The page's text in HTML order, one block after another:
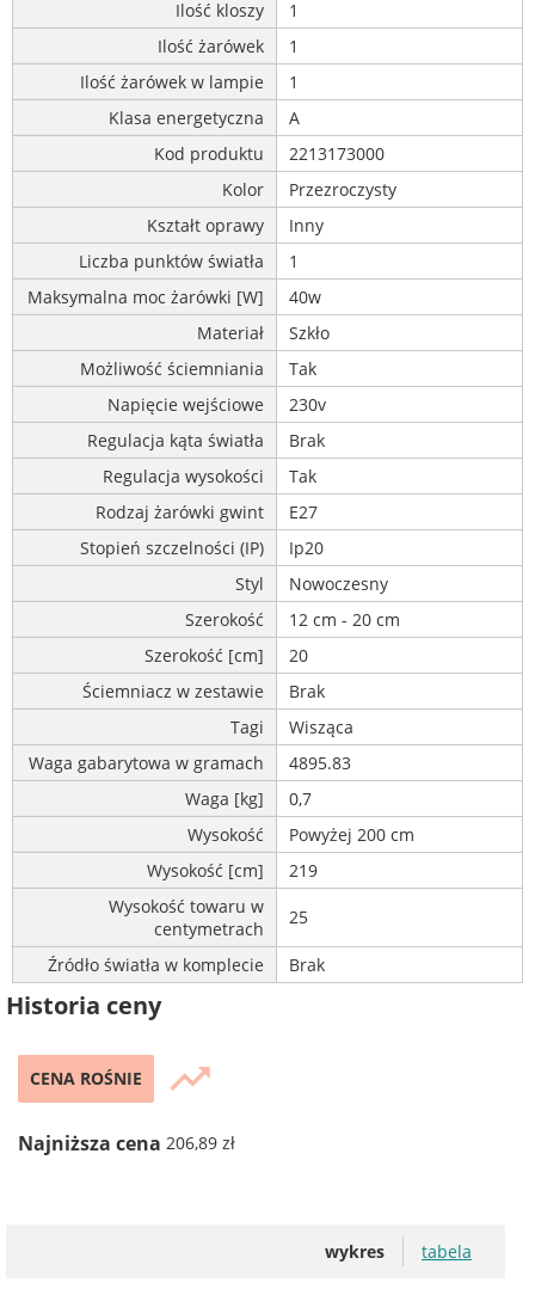
Ilość kloszy
1
Ilość żarówek
1
Ilość żarówek w lampie
1
Klasa energetyczna
A
Kod produktu
2213173000
Kolor
Przezroczysty
Kształt oprawy
Inny
Liczba punktów światła
1
Maksymalna moc żarówki [W]
40w
Materiał
Szkło
Możliwość ściemniania
Tak
Napięcie wejściowe
230v
Regulacja kąta światła
Brak
Regulacja wysokości
Tak
Rodzaj żarówki gwint
E27
Stopień szczelności (IP)
Ip20
Styl
Nowoczesny
Szerokość
12 cm - 20 cm
Szerokość [cm]
20
Ściemniacz w zestawie
Brak
Tagi
Wisząca
Waga gabarytowa w gramach
4895.83
Waga [kg]
0,7
Wysokość
Powyżej 200 cm
Wysokość [cm]
219
Wysokość towaru w
centymetrach
25
Źródło światła w komplecie Brak
Historia ceny
CENA ROŚNIE trending_up
Najniższa cena 206,89 zł
wykres tabela